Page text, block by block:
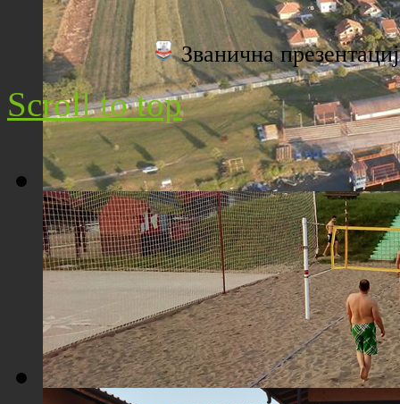
Плажа "Топољар" - Поглед са торња
Плажа "Топољар" - Поглед из ваздуха
Званична
Scroll to top